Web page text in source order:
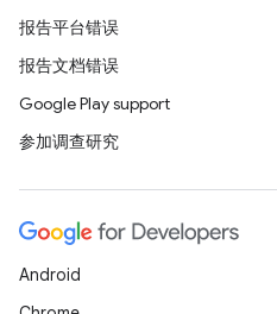
报告平台错误
报告文档错误
Google Play support
参加调查研究
Android